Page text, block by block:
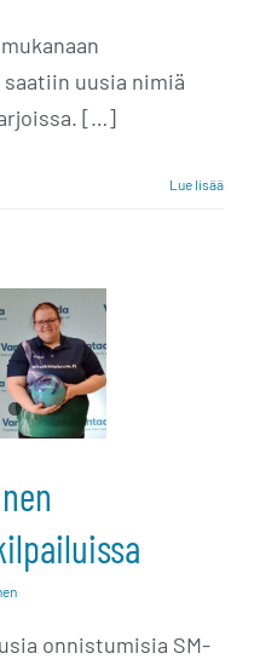
uusia nimiä
[…]
Lue lisää
ja
onnistumisia SM-